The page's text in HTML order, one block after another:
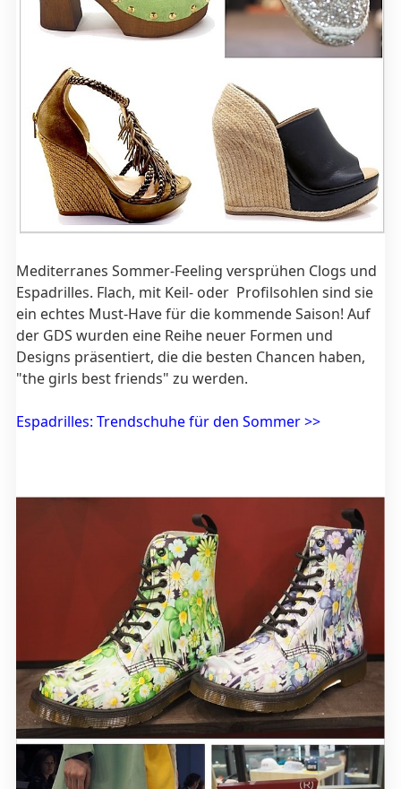
Mediterranes Sommer-Feeling versprühen Clogs und
Espadrilles. Flach, mit Keil- oder Profilsohlen sind sie
ein echtes Must-Have für die kommende Saison! Auf
der GDS wurden eine Reihe neuer Formen und
Designs präsentiert, die die besten Chancen haben,
"the girls best friends" zu werden.
Espadrilles: Trendschuhe für den Sommer >>